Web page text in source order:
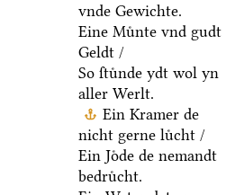
vnde Gewichte.
Eine Muͤnte vnd gudt
Geldt /
So ſtuͤnde ydt wol yn
aller Werlt.
Ein Kramer de
nicht gerne luͤcht /
Ein Joͤde de nemandt
bedruͤcht.